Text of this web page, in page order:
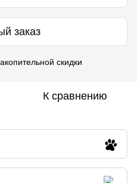
заказ
скидки
К сравнению